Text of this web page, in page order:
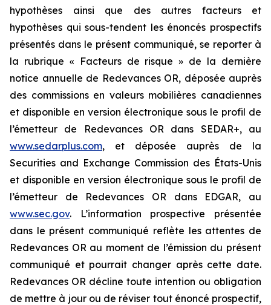
hypothèses ainsi que des autres facteurs et
hypothèses qui sous-tendent les énoncés prospectifs
présentés dans le présent communiqué, se reporter à
la rubrique « Facteurs de risque » de la dernière
notice annuelle de Redevances OR, déposée auprès
des commissions en valeurs mobilières canadiennes
et disponible en version électronique sous le profil de
l’émetteur de Redevances OR dans SEDAR+, au
www.sedarplus.com, et déposée auprès de la
Securities and Exchange Commission des États-Unis
et disponible en version électronique sous le profil de
l’émetteur de Redevances OR dans EDGAR, au
www.sec.gov. L’information prospective présentée
dans le présent communiqué reflète les attentes de
Redevances OR au moment de l’émission du présent
communiqué et pourrait changer après cette date.
Redevances OR décline toute intention ou obligation
de mettre à jour ou de réviser tout énoncé prospectif,